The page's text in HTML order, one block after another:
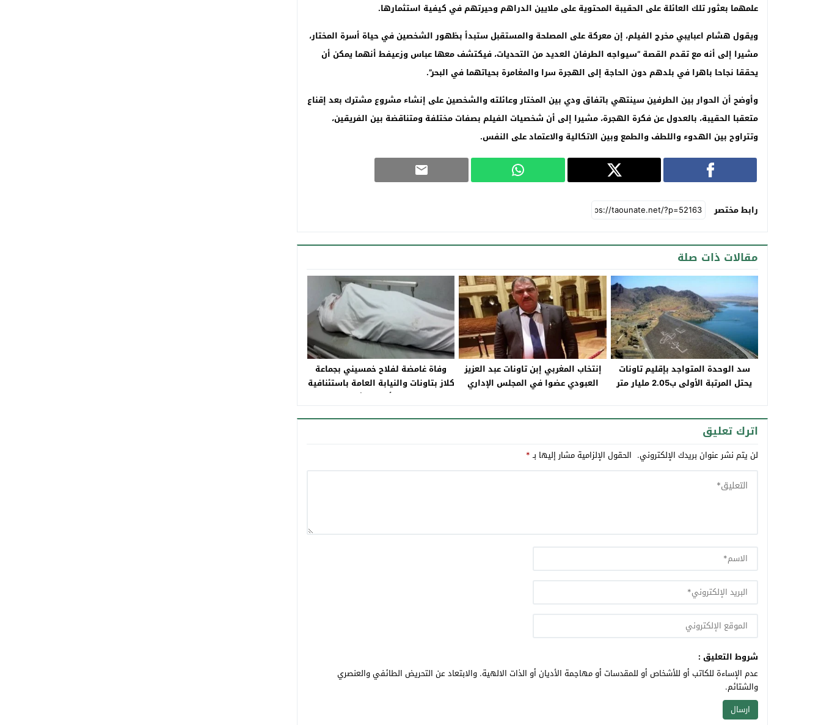
علمهما بعثور تلك العائلة على الحقيبة المحتوية على ملايين الدراهم وحيرتهم في كيفية استثمارها.
ويقول هشام اعبايبي مخرج الفيلم، إن معركة على المصلحة والمستقبل ستبدأ بظهور الشخصين في حياة أسرة المختار،
مشيرا إلى أنه مع تقدم القصة “سيواجه الطرفان العديد من التحديات، فيكتشف معها عباس وزعيفط أنهما يمكن أن
يحققا نجاحا باهرا في بلدهم دون الحاجة إلى الهجرة سرا والمغامرة بحياتهما في البحر”.
وأوضح أن الحوار بين الطرفين سينتهي باتفاق ودي بين المختار وعائلته والشخصين على إنشاء مشروع مشترك بعد إقناع
متعقبا الحقيبة، بالعدول عن فكرة الهجرة، مشيرا إلى أن شخصيات الفيلم بصفات مختلفة ومتناقضة بين الفريقين،
وتتراوح بين الهدوء واللطف والطمع وبين الاتكالية والاعتماد على النفس.
رابط مختصر
مقالات ذات صلة
سد الوحدة المتواجد بإقليم تاونات
يحتل المرتبة الأولى ب2.05 مليار متر
إنتخاب المغربي إبن تاونات عبد العزيز
العبودي عضوا في المجلس الإداري
وفاة غامضة لفلاح خمسيني بجماعة
كلاز بتاونات والنيابة العامة باستئنافية
فاس تأمر بالتشريح
اترك تعليق
لن يتم نشر عنوان بريدك الإلكتروني. الحقول الإلزامية مشار إليها بـ*
شروط التعليق :
عدم الإساءة للكاتب أو للأشخاص أو للمقدسات أو مهاجمة الأديان أو الذات الالهية. والابتعاد عن التحريض الطائفي والعنصري
والشتائم.